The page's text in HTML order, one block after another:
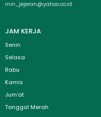
min_jejeran@yahoo.co.id
JAM KERJA
Senin
Selasa
Rabu
Kamis
Jum'at
Tanggal Merah